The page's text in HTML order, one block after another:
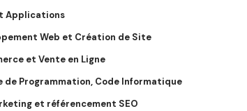
Applications
Web et Création de Site
et Vente en Ligne
de Programmation, Code Informatique
et référencement SEO